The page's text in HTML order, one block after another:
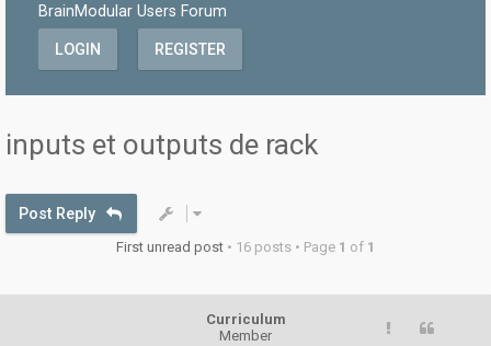
BrainModular Users Forum
LOGIN REGISTER
inputs et outputs de rack
Post Reply
First unread post • 16 posts • Page 1 of 1
Curriculum
Member